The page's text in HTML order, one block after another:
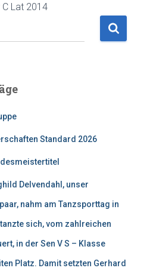
Lat 2014
Standard 2026
Delvendahl, unser
nahm am Tanzsporttag in
sich, vom zahlreichen
in der Sen V S – Klasse
Platz. Damit setzten Gerhard